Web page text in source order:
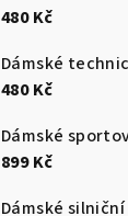
480 Kč
480 Kč
899 Kč